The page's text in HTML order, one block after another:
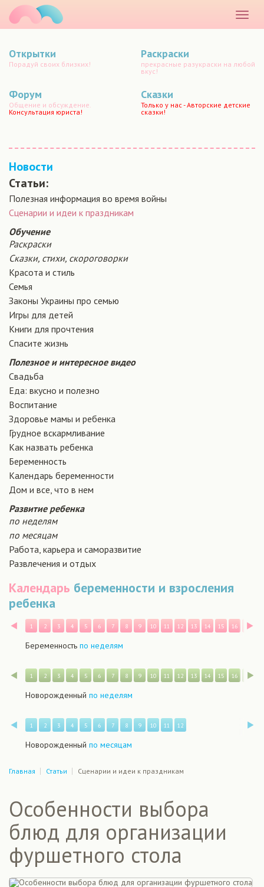
меню
Открытки
Порадуй своих близких!
Раскраски
прекрасные разукраски на любой
вкус!
Форум
Общение и обсуждение.
Консультация юриста!
Сказки
Только у нас - Авторские детские
сказки!
Новости
Статьи:
Полезная информация во время войны
Сценарии и идеи к праздникам
Обучение
Раскраски
Сказки, стихи, скороговорки
Красота и стиль
Семья
Законы Украины про семью
Игры для детей
Книги для прочтения
Спасите жизнь
Полезное и интересное видео
Свадьба
Еда: вкусно и полезно
Воспитание
Здоровье мамы и ребенка
Грудное вскармливание
Как назвать ребенка
Беременность
Календарь беременности
Дом и все, что в нем
Развитие ребенка
по неделям
по месяцам
Работа, карьера и саморазвитие
Развлечения и отдых
Календарь беременности и взросления
ребенка
Назад
1 2 3 4 5 6 7 8 9 10 11 12 13 14 15 16 17
Беременность по неделям
Назад
1 2 3 4 5 6 7 8 9 10 11 12 13 14 15 16 17
Новорожденный по неделям
Назад
1 2 3 4 5 6 7 8 9 10 11 12
Новорожденный по месяцам
Главная Статьи Сценарии и идеи к праздникам
Особенности выбора
блюд для организации
фуршетного стола